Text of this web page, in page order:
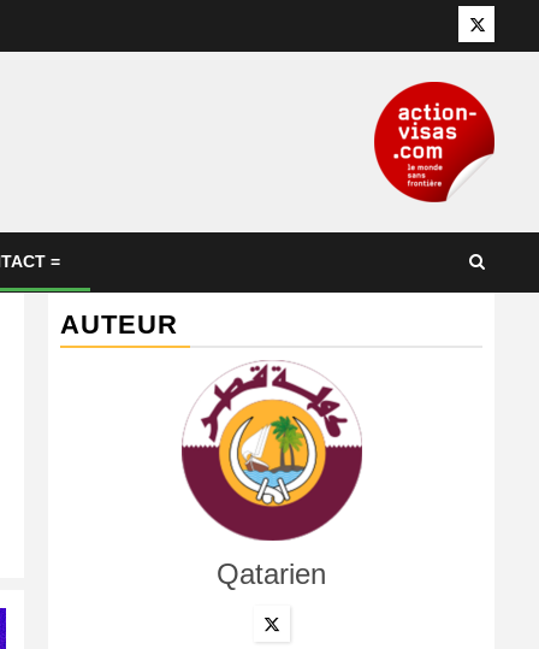
Twitter
=
AUTEUR
Qatarien